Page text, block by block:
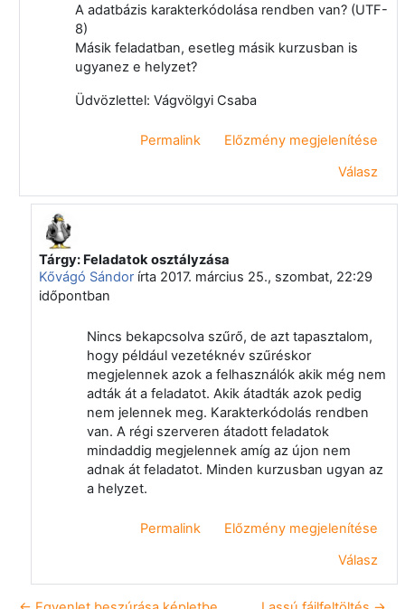
A adatbázis karakterkódolása rendben van? (UTF-
8)
Másik feladatban, esetleg másik kurzusban is
ugyanez e helyzet?
Üdvözlettel: Vágvölgyi Csaba
Permalink
Előzmény megjelenítése
Válasz
Válasz erre: Vágvölgyi Csaba
Tárgy: Feladatok osztályzása
Kővágó Sándorírta 2017. március 25., szombat, 22:29
időpontban
Nincs bekapcsolva szűrő, de azt tapasztalom,
hogy például vezetéknév szűréskor
megjelennek azok a felhasználók akik még nem
adták át a feladatot. Akik átadták azok pedig
nem jelennek meg. Karakterkódolás rendben
van. A régi szerveren átadott feladatok
mindaddig megjelennek amíg az újon nem
adnak át feladatot. Minden kurzusban ugyan az
a helyzet.
Permalink
Előzmény megjelenítése
Válasz